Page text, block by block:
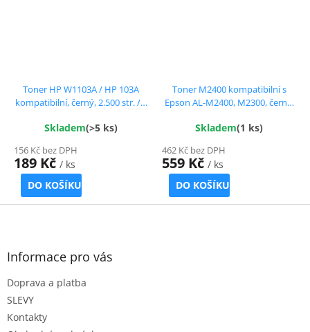
Toner HP W1103A / HP 103A
kompatibilní, černý, 2.500 str. / s
Skladem(>5 ks)
156 Kč bez DPH
189 Kč / ks
DO KOŠÍKU
Toner M2400 kompatibilní s
Epson AL-M2400, M2300, černý,
Skladem(1 ks)
462 Kč bez DPH
559 Kč / ks
DO KOŠÍKU
Z
Informace pro vás
Doprava a platba
SLEVY
Kontakty